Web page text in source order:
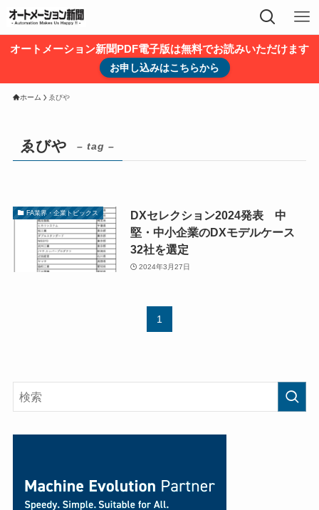
オートメーション新聞PDF電子版は無料でお読みいただけます
お申し込みはこちらから
ホーム ゑびや
ゑびや – tag –
FA業界・企業トピックス
DXセレクション2024発表 中
堅・中小企業のDXモデルケース
32社を選定
2024年3月27日
1